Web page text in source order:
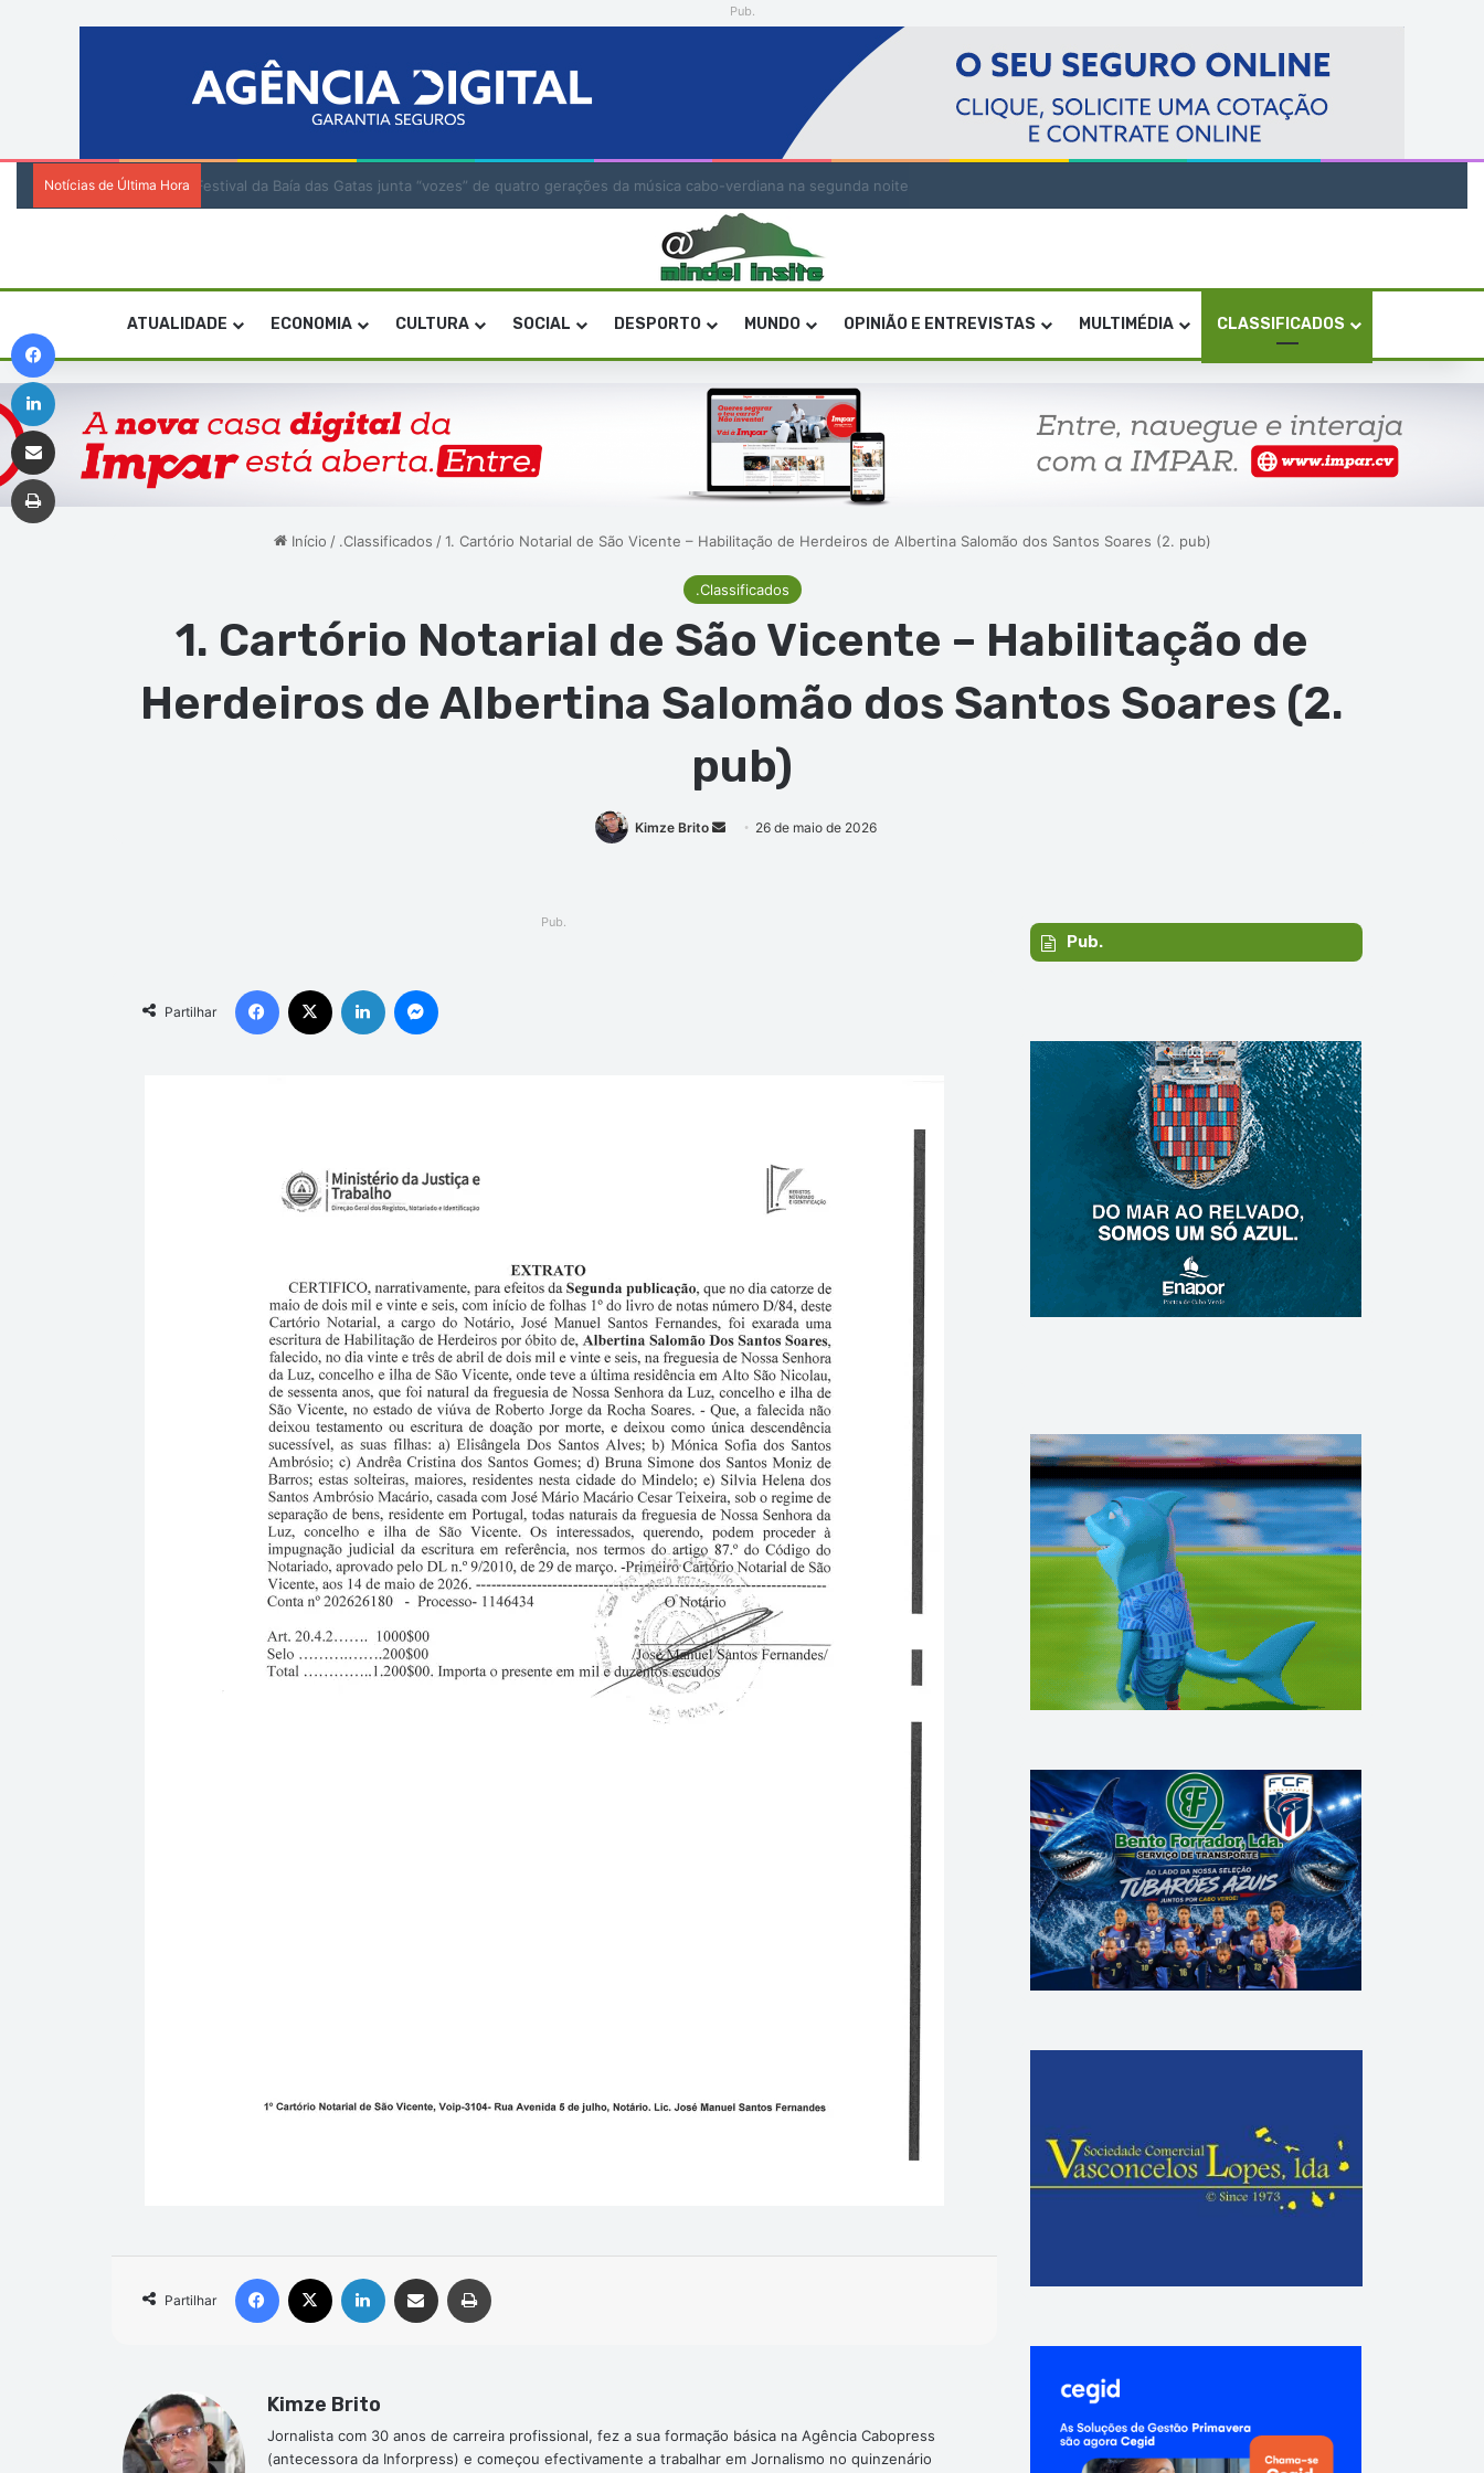
Pub.
Notícias de Última Hora Boa Vista: Três homens indiciados por VBG afastados das residências de família
ATUALIDADE ECONOMIA CULTURA SOCIAL DESPORTO MUNDO OPINIÃO E ENTREVISTAS MULTIMÉDIA CLASSIFICADOS
Início / .Classificados / 1. Cartório Notarial de São Vicente – Habilitação de Herdeiros de Albertina Salomão dos Santos Soares (2. pub)
.Classificados
1. Cartório Notarial de São Vicente – Habilitação de
Herdeiros de Albertina Salomão dos Santos Soares (2.
pub)
Kimze Brito
Mande26 de maio de 2026
Pub.
Partilhar
Facebook Linkedin
Partilhar
Facebook Linkedin Compartilhar via e-mail
Kimze Brito
Jornalista com 30 anos de carreira profissional, fez a sua formação básica na Agência Cabopress
(antecessora da Inforpress) e começou efectivamente a trabalhar em Jornalismo no quinzenário
Pub.
Linkedin
Imprimir